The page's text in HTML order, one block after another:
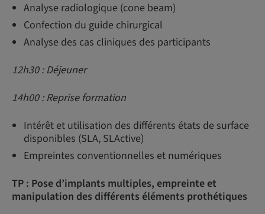
Analyse radiologique (cone beam)
Confection du guide chirurgical
Analyse des cas cliniques des participants
12h30 : Déjeuner
14h00 : Reprise formation
Intérêt et utilisation des différents états de surface
disponibles (SLA, SLActive)
Empreintes conventionnelles et numériques
TP : Pose d’implants multiples, empreinte et
manipulation des différents éléments prothétiques